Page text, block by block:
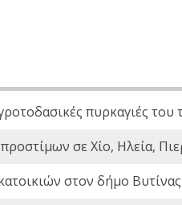
πυρκαγιές
σε Χίο, Ηλεία,
στον δήμο Βυτίνας